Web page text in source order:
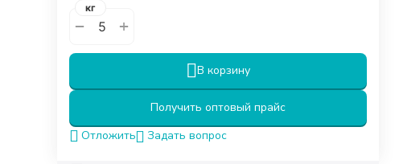
− +
кг
В корзину
Получить оптовый прайс
Отложить
Задать вопрос